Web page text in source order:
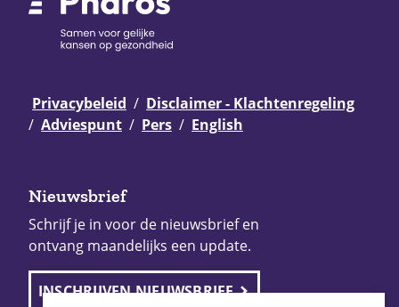
Privacybeleid
Disclaimer - Klachtenregeling
Adviespunt
Pers English
Nieuwsbrief
Schrijf je in voor de nieuwsbrief en
ontvang maandelijks een update.
INSCHRIJVEN NIEUWSBRIEF